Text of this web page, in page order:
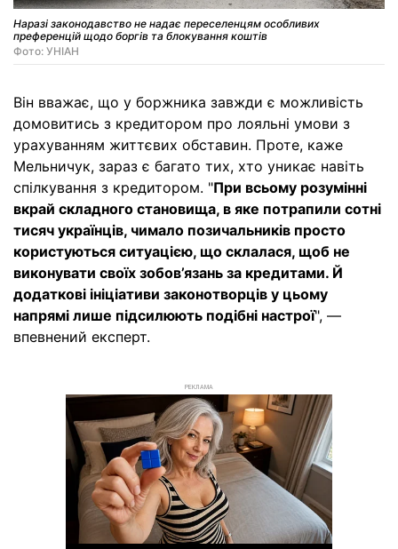
Наразі законодавство не надає переселенцям особливих
преференцій щодо боргів та блокування коштів
Фото: УНІАН
Він вважає, що у боржника завжди є можливість
домовитись з кредитором про лояльні умови з
урахуванням життєвих обставин. Проте, каже
Мельничук, зараз є багато тих, хто уникає навіть
спілкування з кредитором. "При всьому розумінні
вкрай складного становища, в яке потрапили сотні
тисяч українців, чимало позичальників просто
користуються ситуацією, що склалася, щоб не
виконувати своїх зобов’язань за кредитами. Й
додаткові ініціативи законотворців у цьому
напрямі лише підсилюють подібні настрої", —
впевнений експерт.
РЕКЛАМА